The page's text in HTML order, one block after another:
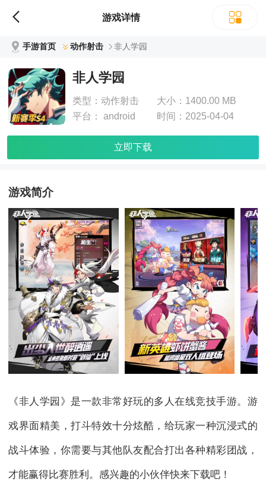
游戏详情
手游首页 动作射击 非人学园
非人学园
类型： 动作射击 大小： 1400.00 MB
平台：
android 时间： 2025-04-04
立即下载
游戏简介
《非人学园》是一款非常好玩的多人在线竞技手游。游
戏界面精美，打斗特效十分炫酷，给玩家一种沉浸式的
战斗体验，你需要与其他队友配合打出各种精彩团战，
才能赢得比赛胜利。感兴趣的小伙伴快来下载吧！